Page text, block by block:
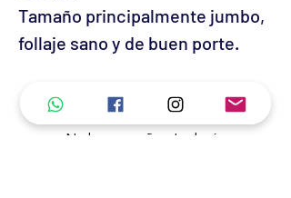
Tamaño principalmente jumbo,
follaje sano y de buen porte.
No hay reseñas todavía